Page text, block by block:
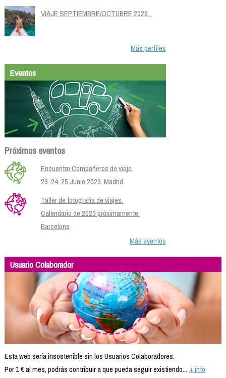
VIAJE SEPTIEMBRE/OCTUBRE 2026...
Más perfiles
Eventos
Próximos eventos
Encuentro Compañeros de viaje.
23-24-25 Junio 2023. Madrid
Taller de fotografía de viajes.
Calendario de 2023 próximamente.
Barcelona
Más eventos
Usuario Colaborador
Esta web sería insostenible sin los Usuarios Colaboradores.
Por 1 € al mes, podrás contribuir a que pueda seguir existiendo... + info